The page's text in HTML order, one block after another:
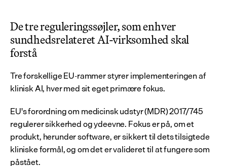
De tre reguleringssøjler, som enhver
sundhedsrelateret AI-virksomhed skal
forstå
Tre forskellige EU-rammer styrer implementeringen af
klinisk AI, hver med sit eget primære fokus.
EU's forordning om medicinsk udstyr (MDR) 2017/745
regulerer sikkerhed og ydeevne. Fokus er på, om et
produkt, herunder software, er sikkert til dets tilsigtede
kliniske formål, og om det er valideret til at fungere som
påstået.